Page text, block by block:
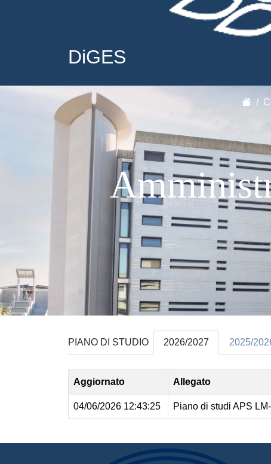
DiGES
PIANO DI STUDIO 2026/2027 2025/
Aggiornato Allegato
04/06/2026 12:43:25 Piano di studi APS